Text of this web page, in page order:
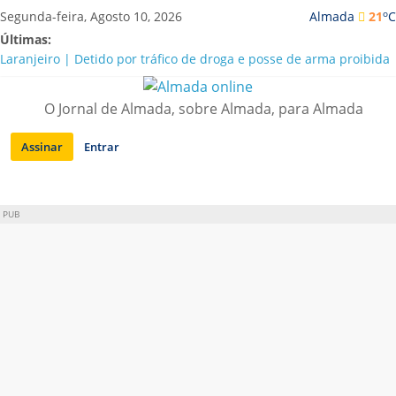
Saltar
para
conteúdo
Almada 21oC
Segunda-feira, Agosto 10, 2026
Últimas:
Laranjeiro | Detido por tráfico de droga e posse de arma proibida
A “crise” da água em Almada: ilações e ensinamentos necessários
Costa da Caparica | Polícia Marítima e ASAE detectam
irregularidades em habitações e restaurantes
APA diz que falta de água em Almada “foi um problema de má
O Jornal de Almada, sobre Almada, para Almada
Assinar Entrar
PUB